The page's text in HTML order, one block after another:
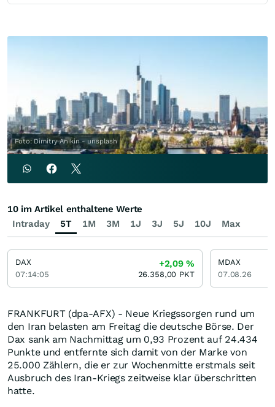
Foto: Dimitry Anikin - unsplash
FRANKFURT (dpa-AFX) - Neue Kriegssorgen rund um
den Iran belasten am Freitag die deutsche Börse. Der
Dax sank am Nachmittag um 0,93 Prozent auf 24.434
Punkte und entfernte sich damit von der Marke von
25.000 Zählern, die er zur Wochenmitte erstmals seit
Ausbruch des Iran-Kriegs zeitweise klar überschritten
hatte.
Intraday 5T 1M 3M 1J 3J 5J 10J Max
10 im Artikel enthaltene Werte
DAX
07:14:05
+2,09%
26.358,00 PKT
MDAX
07.08.26